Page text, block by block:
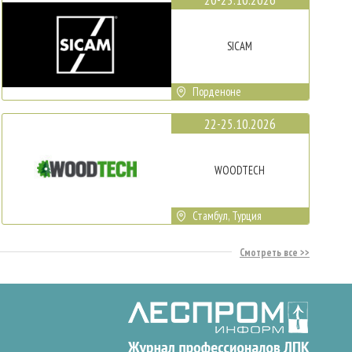
SICAM
Порденоне
22-25.10.2026
WOODTECH
Стамбул, Турция
Смотреть все